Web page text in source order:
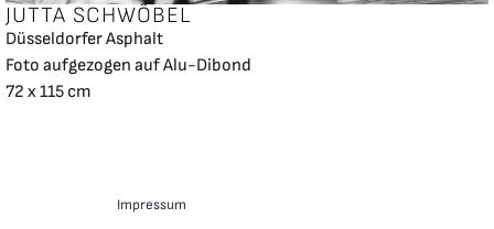
JUTTA SCHWÖBEL
Düsseldorfer Asphalt
Foto aufgezogen auf Alu-Dibond
72 x 115 cm
Impressum